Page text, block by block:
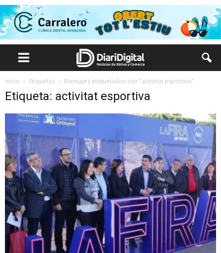
Inicio Etiquetas Mensajes etiquetados con "activitat esportiva"
Etiqueta: activitat esportiva